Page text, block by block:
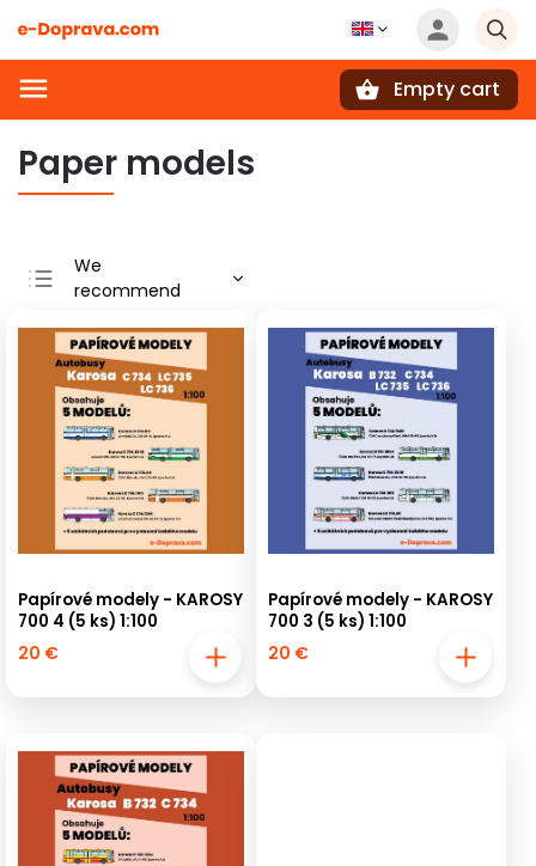
Empty cart
Paper models
We
recommend
Most expensive
Bestsellers
Alphabetically
Papírové modely - KAROSY
700 4 (5 ks) 1:100
20 €
Papírové modely - KAROSY
700 3 (5 ks) 1:100
20 €